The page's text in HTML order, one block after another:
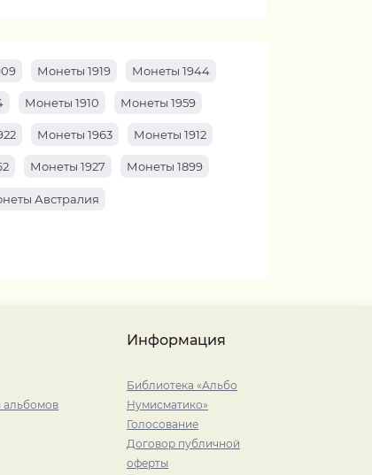
Монеты 1919 Монеты 1944
Монеты 1910 Монеты 1959
Монеты 1963 Монеты 1912
Монеты 1927 Монеты 1899
Австралия
альбомов
Информация
Библиотека «Альбо
Нумисматико»
Голосование
Договор публичной
оферты